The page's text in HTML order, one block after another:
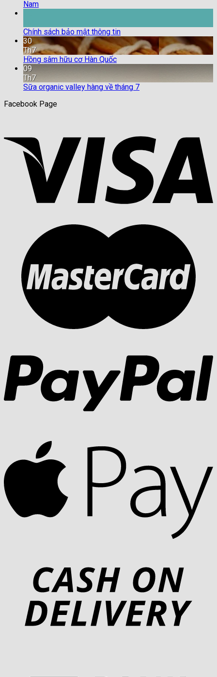
Nam
Chính sách bảo mật thông tin
30
Th7
Hồng sâm hữu cơ Hàn Quốc
09
Th7
Sữa organic valley hàng về tháng 7
Facebook Page